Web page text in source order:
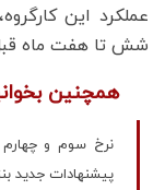
عملکرد این
شش تا هفت ماه
همچنین
نرخ سوم و
پیشنهادات جدید